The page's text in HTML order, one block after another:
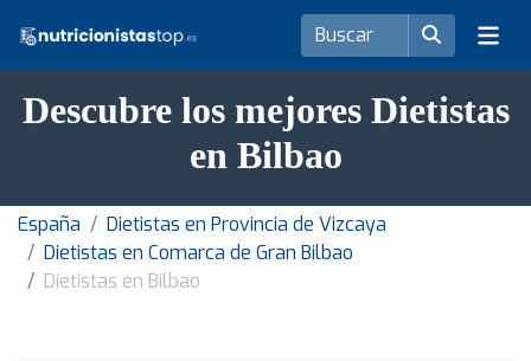
Descubre los mejores Dietistas
en Bilbao
España
Dietistas en Provincia de Vizcaya
Dietistas en Comarca de Gran Bilbao
Dietistas en Bilbao